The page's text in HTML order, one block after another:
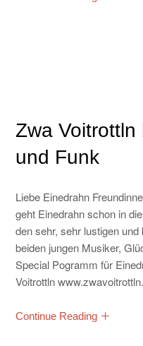
Zwa
und Funk
Liebe Einedrahn
geht Einedrahn schon in
den sehr, sehr lustigen
beiden jungen Musiker,
Special Pogramm für
Voitrottln
Continue Reading